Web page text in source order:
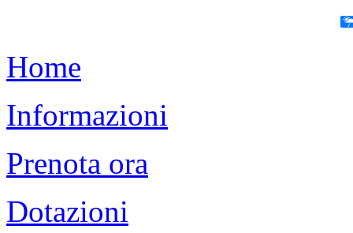
Home
Informazioni
Prenota ora
Dotazioni